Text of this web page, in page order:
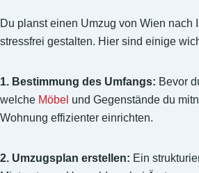
Du planst einen Umzug von Wien
stressfrei gestalten. Hier sind einige
1. Bestimmung des Umfangs: Bevor
welche Möbel und Gegenstände du
Wohnung effizienter einrichten.
2. Umzugsplan erstellen: Ein